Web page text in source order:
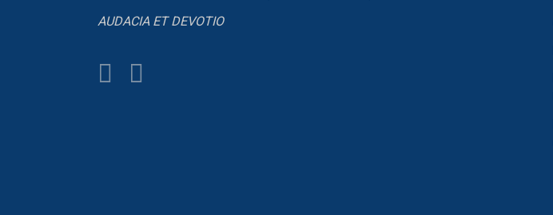
AUDACIA ET DEVOTIO